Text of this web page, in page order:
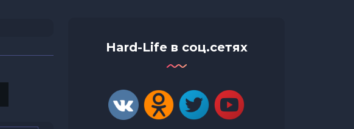
Hard-Life в соц.сетях